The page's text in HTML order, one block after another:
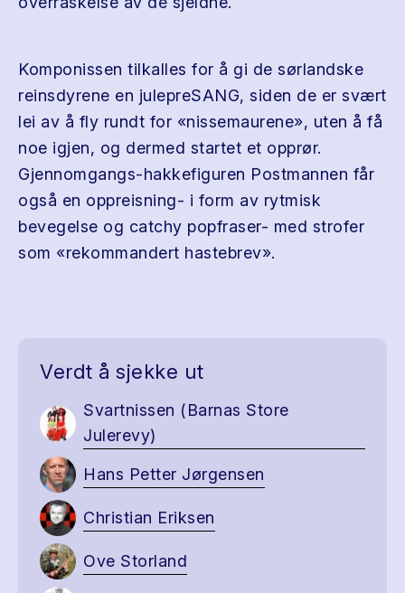
Komponissen tilkalles for å gi de sørlandske
reinsdyrene en julepreSANG, siden de er svært
lei av å fly rundt for «nissemaurene», uten å få
noe igjen, og dermed startet et opprør.
Gjennomgangs-hakkefiguren Postmannen får
også en oppreisning- i form av rytmisk
bevegelse og catchy popfraser- med strofer
som «rekommandert hastebrev».
Verdt å sjekke ut
Svartnissen (Barnas Store
Julerevy)
Hans Petter Jørgensen
Christian Eriksen
Ove Storland